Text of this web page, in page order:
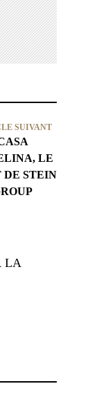
SUIVANT
LE
DE STEIN
LA